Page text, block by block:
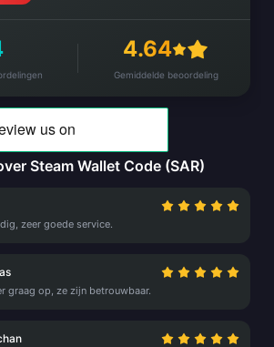
4.64
Gemiddelde beoordeling
Steam Wallet Code (SAR)
zeer goede service.
graag op, ze zijn betrouwbaar.